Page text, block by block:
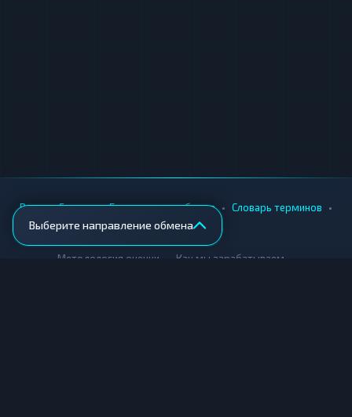
Выберите направление обмена
Вики • Города • Безопасность обмена • Словарь терминов •
AML-проверка
Методология оценки Как мы зарабатываем